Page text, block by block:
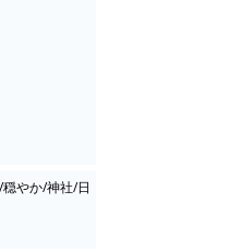
やか/神社/日